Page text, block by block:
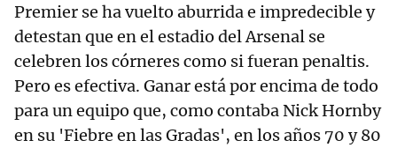
Premier se ha vuelto aburrida e impredecible y
detestan que en el estadio del Arsenal se
celebren los córneres como si fueran penaltis.
Pero es efectiva. Ganar está por encima de todo
para un equipo que, como contaba Nick Hornby
en su 'Fiebre en las Gradas', en los años 70 y 80